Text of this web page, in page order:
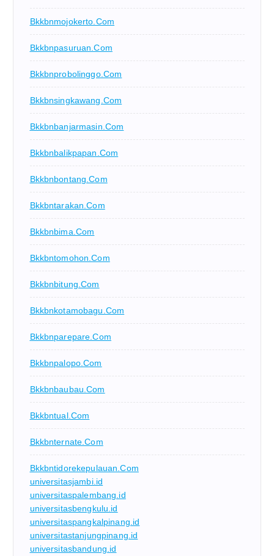
Bkkbnmojokerto.com
Bkkbnpasuruan.com
Bkkbnprobolinggo.com
Bkkbnsingkawang.com
Bkkbnbanjarmasin.com
Bkkbnbalikpapan.com
Bkkbnbontang.com
Bkkbntarakan.com
Bkkbnbima.com
Bkkbntomohon.com
Bkkbnbitung.com
Bkkbnkotamobagu.com
Bkkbnparepare.com
Bkkbnpalopo.com
Bkkbnbaubau.com
Bkkbntual.com
Bkkbnternate.com
Bkkbntidorekepulauan.com
universitasjambi.id
universitaspalembang.id
universitasbengkulu.id
universitaspangkalpinang.id
universitastanjungpinang.id
universitasbandung.id